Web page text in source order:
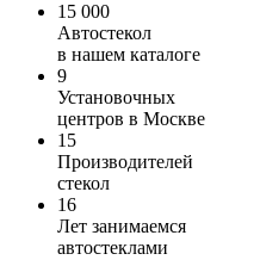
15 000
Автостекол
в нашем каталоге
9
Установочных
центров в Москве
15
Производителей
стекол
16
Лет занимаемся
автостеклами